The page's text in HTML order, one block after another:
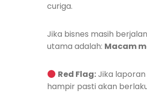
curiga.
Jika bisnes masih
utama adalah: Macam
Red Flag:Jika
hampir pasti akan